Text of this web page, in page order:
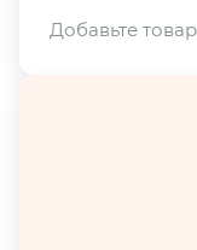
Добавьте